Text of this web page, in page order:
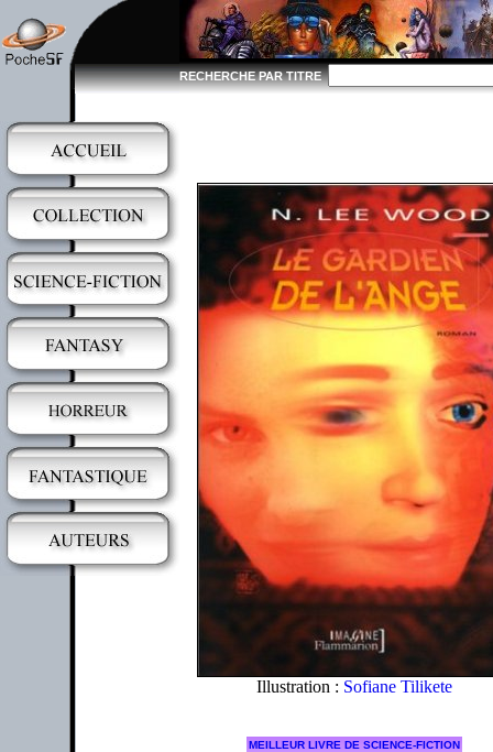
RECHERCHE PAR TITRE
Illustration : Sofiane Tilikete
MEILLEUR LIVRE DE SCIENCE-FICTION